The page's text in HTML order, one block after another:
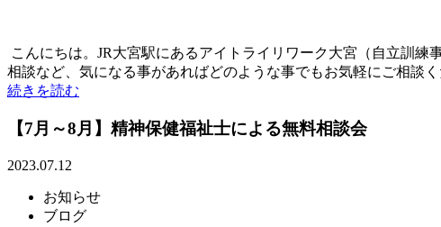
こんにちは。JR大宮駅にあるアイトライリワーク大宮（自立訓
相談など、気になる事があればどのような事でもお気軽にご相談く
続きを読む
【7月～8月】精神保健福祉士による無料相談会
2023.07.12
お知らせ
ブログ